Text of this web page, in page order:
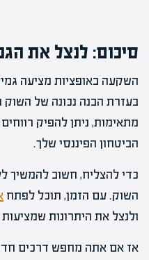
סיכום: לנצל את
השקעה באופציות מציעה
בעזרת הבנה נכונה של
מתאימות, ניתן להפיק
הביטחון הפיננסי שלך.
כדי להצליח, חשוב להמשיך
השוק. עם הזמן, תוכל לפתח
ולנצל את היתרונות
אז אם אתה מחפש דרכים